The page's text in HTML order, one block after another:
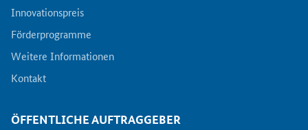
Innovationspreis
Förderprogramme
Weitere Informationen
Kontakt
ÖFFENTLICHE AUFTRAGGEBER